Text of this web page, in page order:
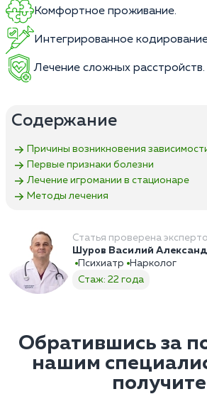
Комфортное проживание.
Интегрированное
Лечение сложных расстройств.
Содержание
Причины возникновения
Первые признаки болезни
Лечение игромании в стационаре
Методы лечения
Статья проверена
Шуров Василий
Психиатр
Нарколог
Стаж: 22 года
Обратившись за
нашим
получите